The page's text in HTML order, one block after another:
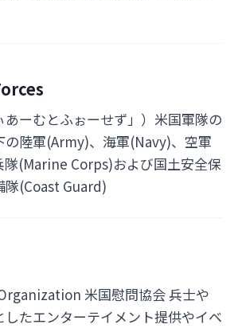
あーむとふぉーせず」）米国軍隊の
の陸軍(Army)、海軍(Navy)、空軍
(Marine Corps)および国土安全保
隊(Coast Guard)
米国慰問協会 兵士や
たエンターテイメント提供やイベ